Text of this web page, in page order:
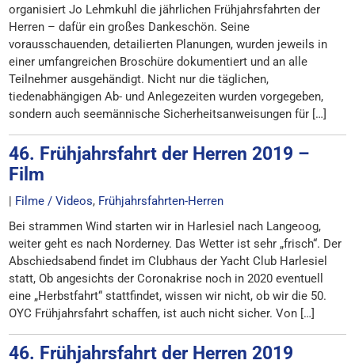
organisiert Jo Lehmkuhl die jährlichen Frühjahrsfahrten der
Herren – dafür ein großes Dankeschön. Seine
vorausschauenden, detailierten Planungen, wurden jeweils in
einer umfangreichen Broschüre dokumentiert und an alle
Teilnehmer ausgehändigt. Nicht nur die täglichen,
tiedenabhängigen Ab- und Anlegezeiten wurden vorgegeben,
sondern auch seemännische Sicherheitsanweisungen für […]
46. Frühjahrsfahrt der Herren 2019 –
Film
| Filme / Videos, Frühjahrsfahrten-Herren
Bei strammen Wind starten wir in Harlesiel nach Langeoog,
weiter geht es nach Norderney. Das Wetter ist sehr „frisch“. Der
Abschiedsabend findet im Clubhaus der Yacht Club Harlesiel
statt, Ob angesichts der Coronakrise noch in 2020 eventuell
eine „Herbstfahrt“ stattfindet, wissen wir nicht, ob wir die 50.
OYC Frühjahrsfahrt schaffen, ist auch nicht sicher. Von […]
46. Frühjahrsfahrt der Herren 2019